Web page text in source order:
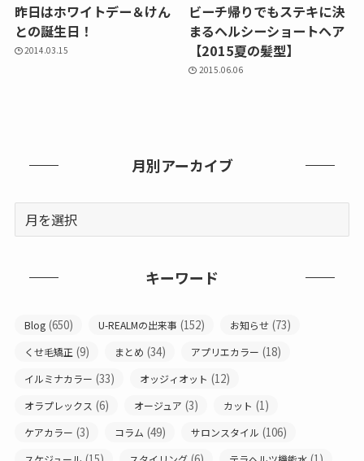
昨日はホワイトデー＆けん
との誕生日！
2014.03.15
ビーチ帰りでもステキに決
まるヘルシーショートヘア
【2015夏の髪型】
2015.06.06
月別アーカイブ
キーワード
Blog (650) U-REALMの出来事 (152) お知らせ (73)
くせ毛矯正 (9) まとめ (34) アプリエカラー (18)
イルミナカラー (33) オッジィオット (12)
オラプレックス (6) オージュア (3) カット (1)
ケアカラー (3) コラム (49) サロンスタイル (106)